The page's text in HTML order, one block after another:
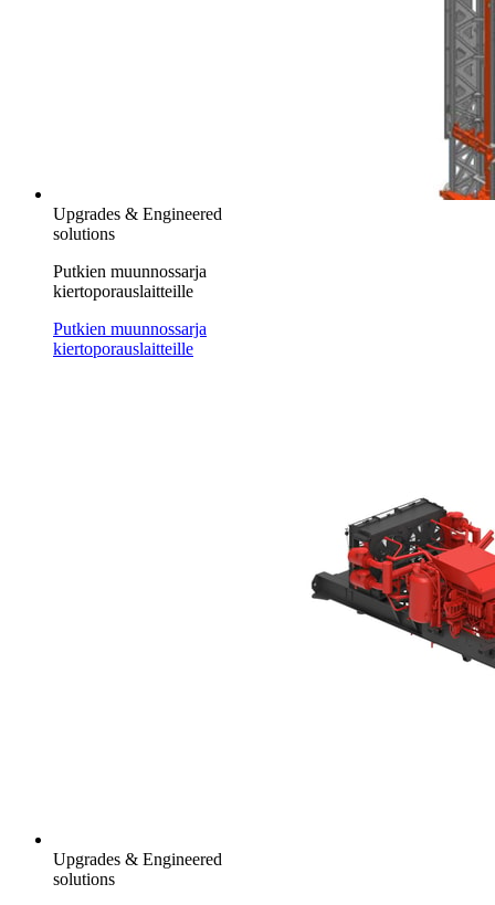
Upgrades & Engineered
solutions
Putkien muunnossarja
kiertoporauslaitteille
Putkien muunnossarja
kiertoporauslaitteille
Upgrades & Engineered
solutions